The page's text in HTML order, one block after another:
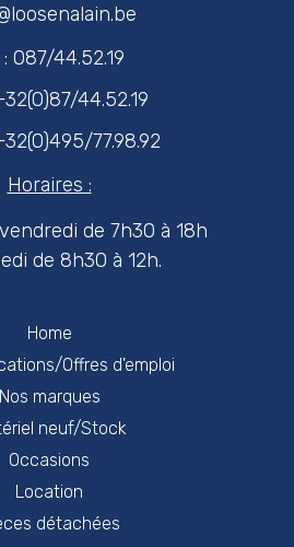
Home
Offres d'emploi
Nos marques
neuf/Stock
Occasions
Location
détachées
: 087/44.52.19
44.52.19
77.98.92
Horaires :
de 7h30 à 18h
de 8h30 à 12h.